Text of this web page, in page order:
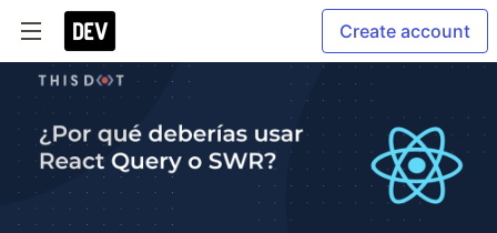
Create account